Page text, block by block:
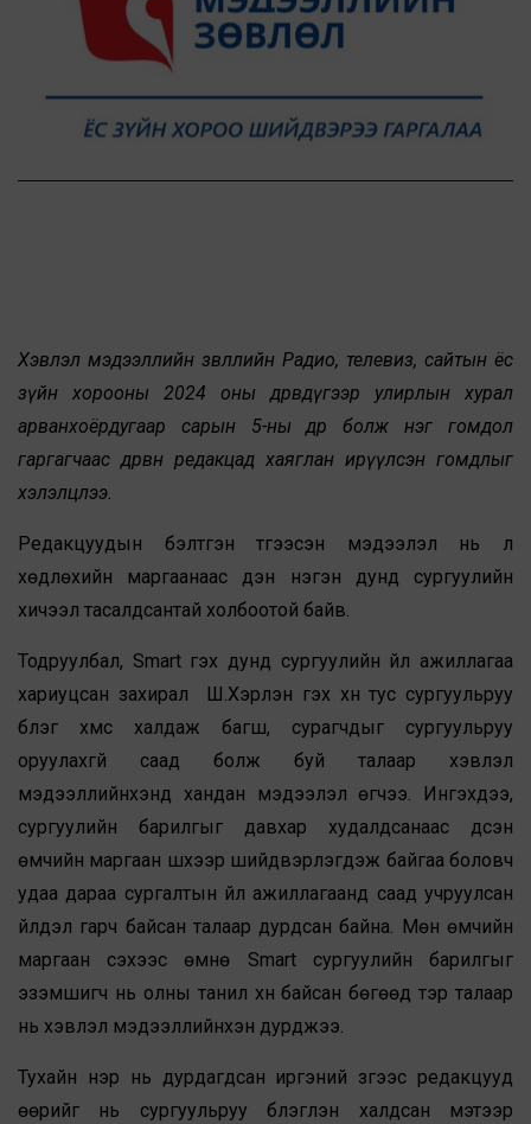
Хэвлэл мэдээллийн зөвлөлийн Радио, телевиз, сайтын ёс
зүйн хорооны 2024 оны дөрөвдүгээр улирлын хурал
арванхоёрдугаар сарын 5-ны өдөр болж нэг гомдол
гаргагчаас дөрвөн редакцад хаяглан ирүүлсэн гомдлыг
хэлэлцлээ.
Редакцуудын бэлтгэн түгээсэн мэдээлэл нь үл
хөдлөхийн маргаанаас үүдэн нэгэн дунд сургуулийн
хичээл тасалдсантай холбоотой байв.
Тодруулбал, Smart гэх дунд сургуулийн үйл ажиллагаа
хариуцсан захирал Ш.Хэрлэн гэх хүн тус сургуульруу
бүлэг хүмүүс халдаж багш, сурагчдыг сургуульруу
оруулахгүй саад болж буй талаар хэвлэл
мэдээллийнхэнд хандан мэдээлэл өгчээ. Ингэхдээ,
сургуулийн барилгыг давхар худалдсанаас үүдсэн
өмчийн маргаан шүүхээр шийдвэрлэгдэж байгаа боловч
удаа дараа сургалтын үйл ажиллагаанд саад учруулсан
үйлдэл гарч байсан талаар дурдсан байна. Мөн өмчийн
маргаан үүсэхээс өмнө Smart сургуулийн барилгыг
эзэмшигч нь олны танил хүн байсан бөгөөд тэр талаар
нь хэвлэл мэдээллийнхэн дурджээ.
Тухайн нэр нь дурдагдсан иргэний зүгээс редакцууд
өөрийг нь сургуульруу бүлэглэн халдсан мэтээр